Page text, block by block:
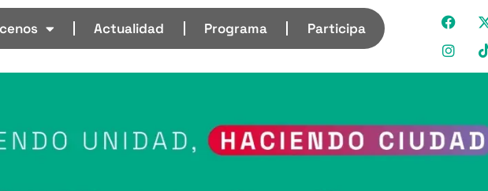
Actualidad Programa Participa